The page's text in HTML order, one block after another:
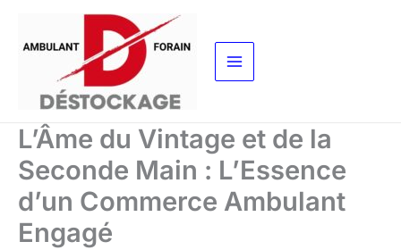
contenu
L’Âme du Vintage et de la
Seconde Main : L’Essence
d’un Commerce Ambulant
Engagé